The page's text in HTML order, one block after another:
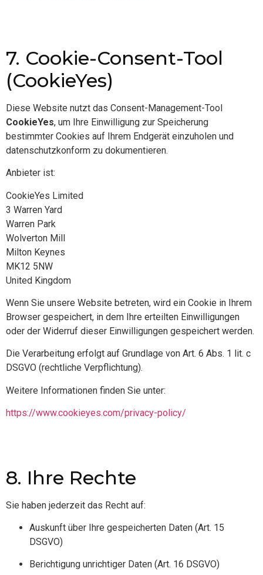
7. Cookie-Consent-Tool
(CookieYes)
Diese Website nutzt das Consent-Management-Tool
CookieYes, um Ihre Einwilligung zur Speicherung
bestimmter Cookies auf Ihrem Endgerät einzuholen und
datenschutzkonform zu dokumentieren.
Anbieter ist:
CookieYes Limited
3 Warren Yard
Warren Park
Wolverton Mill
Milton Keynes
MK12 5NW
United Kingdom
Wenn Sie unsere Website betreten, wird ein Cookie in Ihrem
Browser gespeichert, in dem Ihre erteilten Einwilligungen
oder der Widerruf dieser Einwilligungen gespeichert werden.
Die Verarbeitung erfolgt auf Grundlage von Art. 6 Abs. 1 lit. c
DSGVO (rechtliche Verpflichtung).
Weitere Informationen finden Sie unter:
https://www.cookieyes.com/privacy-policy/
8. Ihre Rechte
Sie haben jederzeit das Recht auf:
Auskunft über Ihre gespeicherten Daten (Art. 15
DSGVO)
Berichtigung unrichtiger Daten (Art. 16 DSGVO)